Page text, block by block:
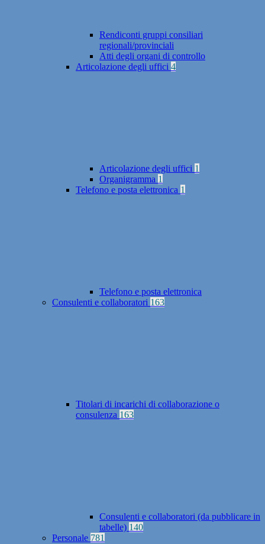
Rendiconti gruppi consiliari
regionali/provinciali
Atti degli organi di controllo
Articolazione degli uffici 4
Articolazione degli uffici 1
Organigramma 1
Telefono e posta elettronica 1
Telefono e posta elettronica
Consulenti e collaboratori 163
Titolari di incarichi di collaborazione o
consulenza 163
Consulenti e collaboratori (da pubblicare in
tabelle) 140
Personale 781